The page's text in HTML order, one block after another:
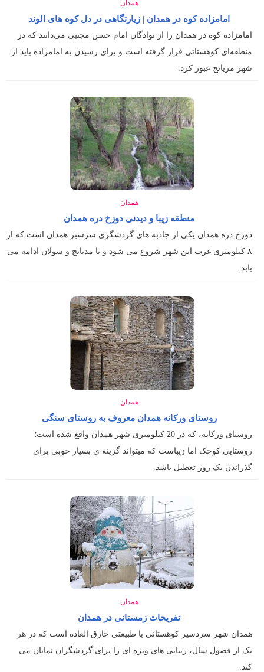
همدان
امامزاده کوه در همدان | زیارتگاهی در دل کوه های الوند
امامزاده کوه در همدان را از نوادگان امام حسن مجتبی می‌دانند که در
منطقه‌ای کوهستانی قرار گرفته است و برای رسیدن به امامزاده باید از
شهر مریانج عبور کرد.
همدان
منطقه زیبا و دیدنی دوزخ دره همدان
دوزخ دره همدان یکی از جاذبه های گردشگری سرسبز همدان است که از
۸ کیلومتری غرب این شهر شروع می شود و تا مدیانج و سولان ادامه می
یابد.
همدان
روستای ورکانه همدان معروف به روستای سنگی
روستای ورکانه، که در 20 کیلومتری شهر همدان واقع شده است؛
روستایی کوچک اما زیباست که میتواند گزینه ی بسیار خوبی برای
گذراندن یک روز تعطیل باشد.
همدان
تفریحات زمستانی در همدان
همدان شهر سردسیر کوهستانی با طبیعتی خارق العاده است که در هر
یک از فصول سال، زیبایی های ویژه ای را برای گردشگران نمایان می
کند.